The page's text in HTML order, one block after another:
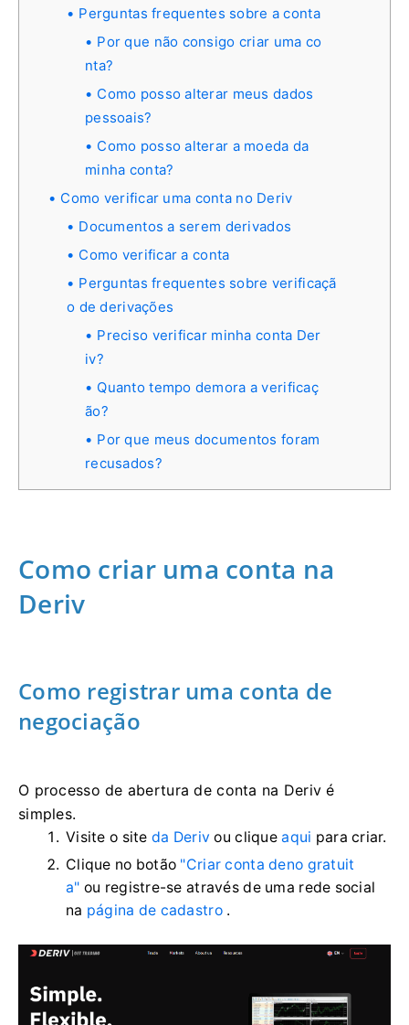
Perguntas frequentes sobre a conta
Por que não consigo criar uma co
nta?
Como posso alterar meus dados
pessoais?
Como posso alterar a moeda da
minha conta?
Como verificar uma conta no Deriv
Documentos a serem derivados
Como verificar a conta
Perguntas frequentes sobre verificaçã
o de derivações
Preciso verificar minha conta Der
iv?
Quanto tempo demora a verificaç
ão?
Por que meus documentos foram
recusados?
Como criar uma conta na
Deriv
Como registrar uma conta de
negociação
O processo de abertura de conta na Deriv é
simples.
Visite o site da Deriv ou cliqueaqui para criar.
Clique no botão "Criar conta deno gratuit
a" ou registre-se através de uma rede social
na página de cadastro.